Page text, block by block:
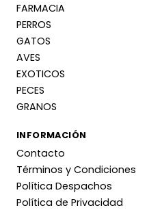
FARMACIA
PERROS
GATOS
AVES
EXOTICOS
PECES
GRANOS
INFORMACIÓN
Contacto
Términos y Condiciones
Política Despachos
Política de Privacidad